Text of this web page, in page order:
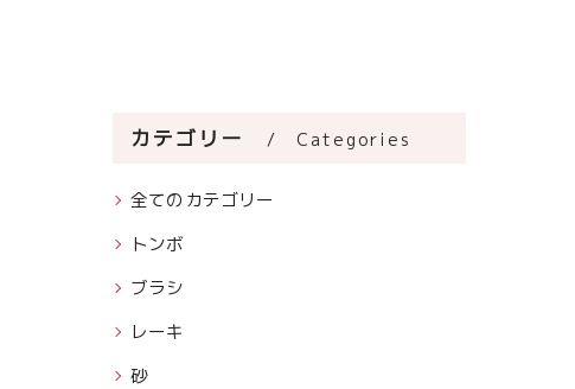
カテゴリー Categories
全てのカテゴリー
トンボ
ブラシ
レーキ
砂